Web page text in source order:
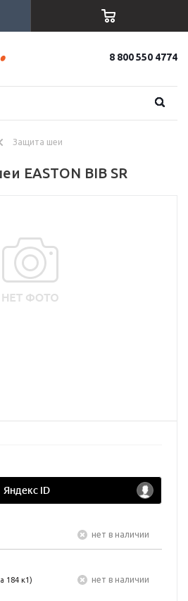
8 800 550 4774
Защита шеи
EASTON BIB SR
Нет в наличии
184 к1) Нет в наличии